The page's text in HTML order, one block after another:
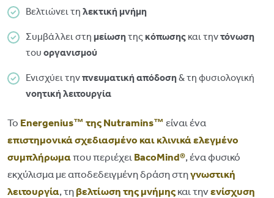
Βελτιώνει τη λεκτικήμνήμη
Συμβάλλει στη μείωσητηςκόπωσης και τηντόνωση
του οργανισμού
Ενισχύει τηνπνευματικήαπόδοση& τη φυσιολογική
νοητικήλειτουργία
Το Energenius™ της Nutramins™ είναι ένα
επιστημονικά σχεδιασμένο και κλινικά ελεγμένο
συμπλήρωμαπου περιέχει BacoMind®, ένα φυσικό
εκχύλισμα με αποδεδειγμένη δράση στηγνωστική
λειτουργία, τη βελτίωση της μνήμης και τηνενίσχυση